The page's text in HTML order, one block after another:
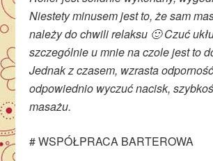
Niestety minusem jest to, że sam
należy do chwili relaksu 🙂 Czuć
szczególnie u mnie na czole jest to
Jednak z czasem, wzrasta
odpowiednio wyczuć nacisk,
masażu.
# WSPÓŁPRACA BARTEROWA